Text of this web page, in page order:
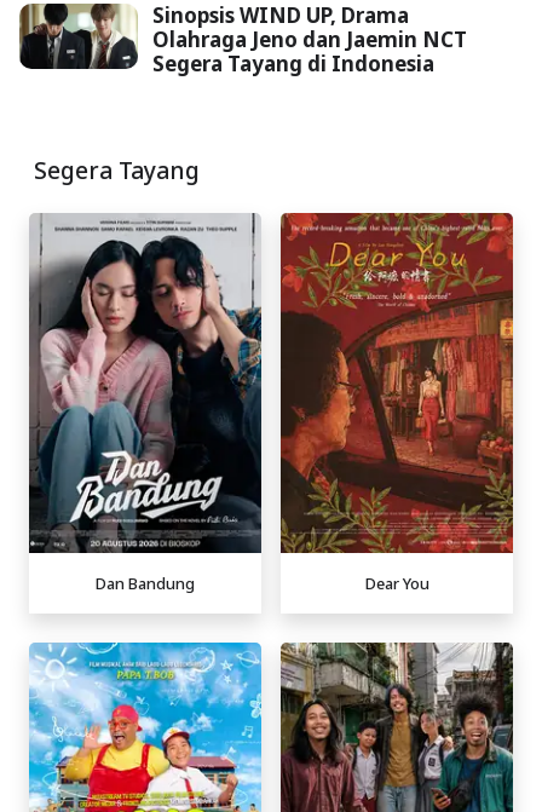
Sinopsis WIND UP, Drama
Olahraga Jeno dan Jaemin NCT
Segera Tayang di Indonesia
Segera Tayang
Dan Bandung Dear You